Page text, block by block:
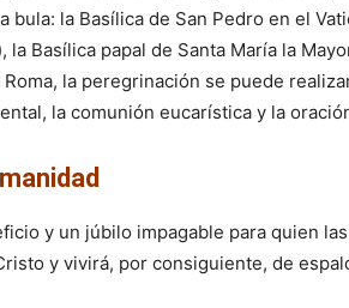
bula: la Basílica de San Pedro en el
Basílica papal de Santa María la
la peregrinación se puede
la comunión eucarística y la
y un júbilo impagable para quien
y vivirá, por consiguiente, de